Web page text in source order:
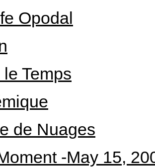
Opodal
Temps
de Nuages
-May 15,